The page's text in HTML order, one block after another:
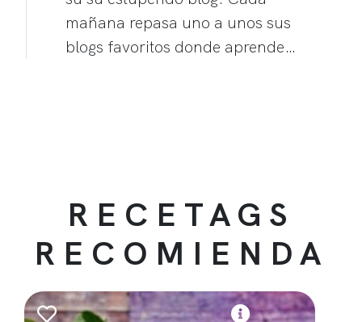
mañana repasa uno a unos sus
blogs favoritos donde aprende…
RECETAGS
RECOMIENDA